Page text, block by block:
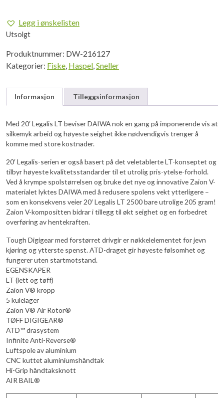
kr 1.089,00.
Legg i ønskelisten
Utsolgt
Produktnummer: DW-216127
Kategorier: Fiske, Haspel,Sneller
Informasjon Tilleggsinformasjon
Med 20′ Legalis LT beviser DAIWA nok en gang på imponerende vis at
silkemyk arbeid og høyeste seighet ikke nødvendigvis trenger å
komme med store kostnader.
20′ Legalis-serien er også basert på det veletablerte LT-konseptet og
tilbyr høyeste kvalitetsstandarder til et utrolig pris-ytelse-forhold.
Ved å krympe spolstørrelsen og bruke det nye og innovative Zaion V-
materialet lyktes DAIWA med å redusere spolens vekt ytterligere –
som en konsekvens veier 20′ Legalis LT 2500 bare utrolige 205 gram!
Zaion V-kompositten bidrar i tillegg til økt seighet og en forbedret
overføring av hentekraften.
Tough Digigear med forstørret drivgir er nøkkelelementet for jevn
kjøring og ytterste spenst. ATD-draget gir høyeste følsomhet og
fungerer uten startmotstand.
EGENSKAPER
LT (lett og tøff)
Zaion V® kropp
5 kulelager
Zaion V® Air Rotor®
TØFF DIGIGEAR®
ATD™ drasystem
Infinite Anti-Reverse®
Luftspole av aluminium
CNC kuttet aluminiumshåndtak
Hi-Grip håndtaksknott
AIR BAIL®